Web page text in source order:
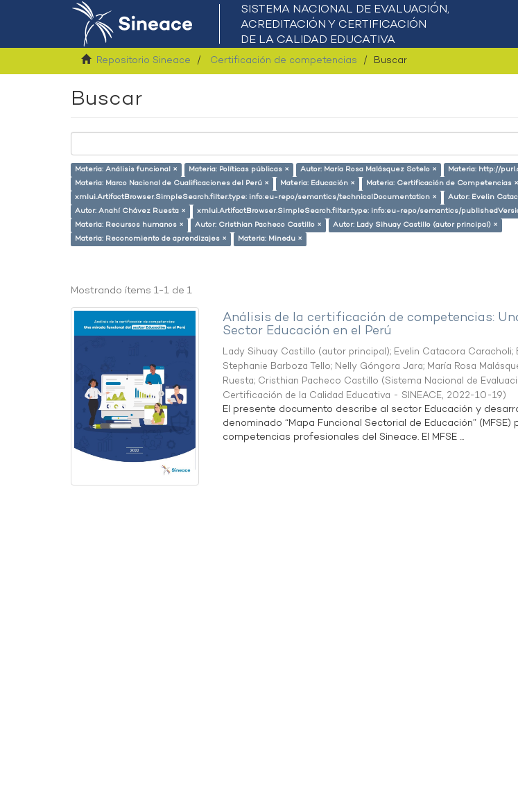
Repositorio Sineace Certificación de competencias Buscar
Buscar
Materia: Análisis funcional × Materia: Políticas públicas × Autor: María Rosa Malásquez Sotelo ×
Materia: http://
Materia: Marco Nacional de Cualificaciones del Perú ×
Materia: Educación × Materia: Certificación de Competencias ×
xmlui.ArtifactBrowser.SimpleSearch.filter.type: info:eu-repo/semantics/technicalDocumentation ×
Autor: Evelin
Autor: Anahí Chávez Ruesta ×
xmlui.ArtifactBrowser.SimpleSearch.filter.type: info:eu-repo/semantics/
Materia: Recursos humanos ×
Autor: Cristhian Pacheco Castillo ×
Autor: Lady Sihuay Castillo (autor principal) ×
Materia: Reconomiento de aprendizajes ×
Materia: Minedu ×
Mostrando ítems 1-1 de 1
Análisis de la certificación de competencias:
Sector Educación en el Perú
Lady Sihuay Castillo (autor principal); Evelin Catacora Caracholi;
Stephanie Barboza Tello; Nelly Góngora Jara; María Rosa
Ruesta; Cristhian Pacheco Castillo (Sistema Nacional de
Certificación de la Calidad Educativa - SINEACE, 2022-10-19)
El presente documento describe al sector Educación y
denominado “Mapa Funcional Sectorial de Educación”
competencias profesionales del Sineace. El MFSE ...